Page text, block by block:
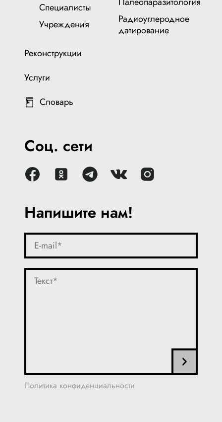
Напишите нам!
Политика конфиденциальности
Специалисты
Учреждения
Реконструкции
Услуги
Словарь
Радиоуглеродное
датирование
Соц. сети